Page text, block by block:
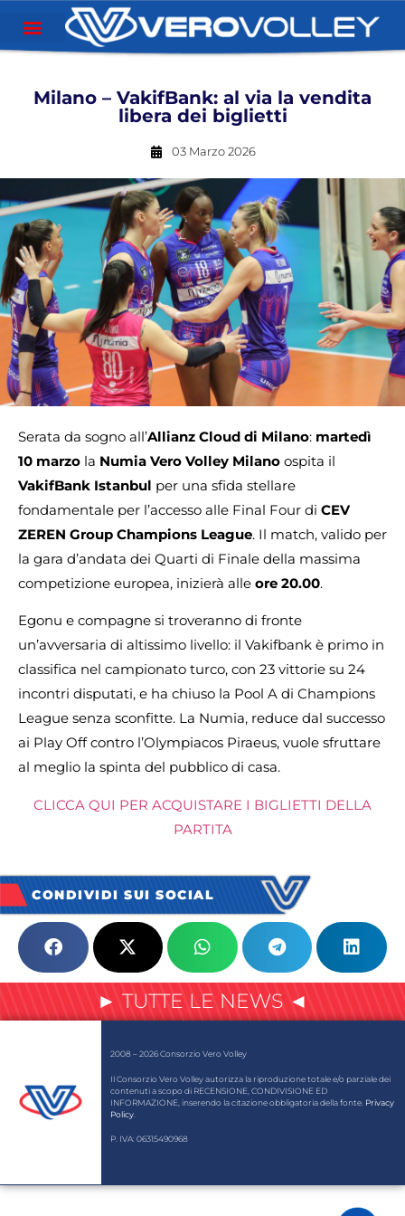
Milano – VakifBank: al via la vendita
libera dei biglietti
03 Marzo 2026
Serata da sogno all’Allianz Cloud di Milano: martedì
10 marzo la Numia Vero Volley Milano ospita il
VakifBank Istanbul per una sfida stellare
fondamentale per l’accesso alle Final Four di CEV
ZEREN Group Champions League. Il match, valido per
la gara d’andata dei Quarti di Finale della massima
competizione europea, inizierà alle ore 20.00.
Egonu e compagne si troveranno di fronte
un’avversaria di altissimo livello: il Vakifbank è primo in
classifica nel campionato turco, con 23 vittorie su 24
incontri disputati, e ha chiuso la Pool A di Champions
League senza sconfitte. La Numia, reduce dal successo
ai Play Off contro l’Olympiacos Piraeus, vuole sfruttare
al meglio la spinta del pubblico di casa.
CLICCA QUI PER ACQUISTARE I BIGLIETTI DELLA
PARTITA
CONDIVIDI SUI SOCIAL
► TUTTE LE NEWS ◄
2008 – 2026 Consorzio Vero Volley
Il Consorzio Vero Volley autorizza la riproduzione totale e/o parziale dei
contenuti a scopo di RECENSIONE, CONDIVISIONE ED
INFORMAZIONE, inserendo la citazione obbligatoria della fonte. Privacy
Policy
P. IVA: 06315490968